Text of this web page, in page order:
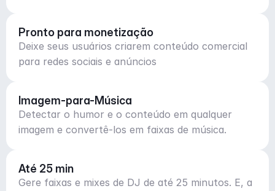
Pronto para monetização
Deixe seus usuários criarem conteúdo comercial
para redes sociais e anúncios
Imagem-para-Música
Detectar o humor e o conteúdo em qualquer
imagem e convertê-los em faixas de música.
Até 25 min
Gere faixas e mixes de DJ de até 25 minutos. E, a